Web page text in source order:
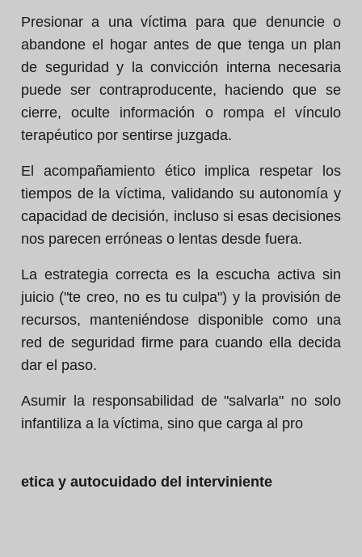
Presionar a una víctima para que denuncie o
abandone el hogar antes de que tenga un plan
de seguridad y la convicción interna necesaria
puede ser contraproducente, haciendo que se
cierre, oculte información o rompa el vínculo
terapéutico por sentirse juzgada.
El acompañamiento ético implica respetar los
tiempos de la víctima, validando su autonomía y
capacidad de decisión, incluso si esas decisiones
nos parecen erróneas o lentas desde fuera.
La estrategia correcta es la escucha activa sin
juicio ("te creo, no es tu culpa") y la provisión de
recursos, manteniéndose disponible como una
red de seguridad firme para cuando ella decida
dar el paso.
Asumir la responsabilidad de "salvarla" no solo
infantiliza a la víctima, sino que carga al pro
etica y autocuidado del interviniente